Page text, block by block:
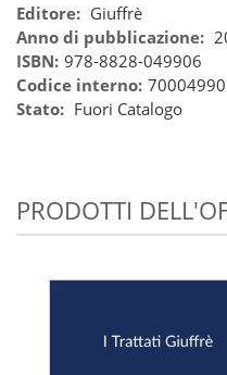
Editore: Giuffrè
Anno di pubblicazione:
ISBN: 978-8828-049906
Codice interno: 70004990
Stato: Fuori Catalogo
PRODOTTI